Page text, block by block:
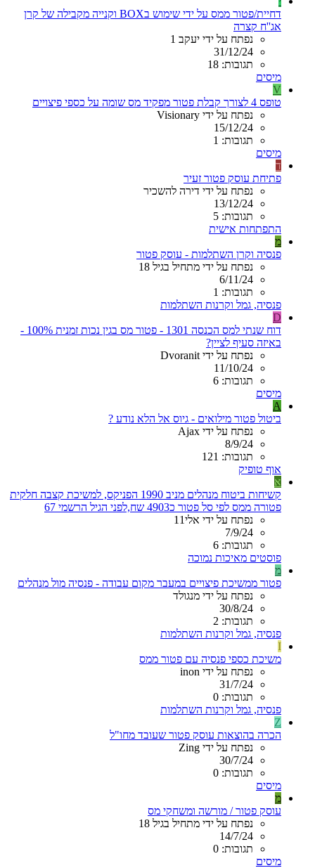
דחיית/פטור ממס על ידי שימוש בBOX וקנייה מקבילה של קרן
אג''ח קצרה
נפתח על ידי יעקב 1
31/12/24
תגובות: 18
מיסים
V
טופס 4 לצורך קבלת פטור מפקיד מס שומה על כספי פיצויים
נפתח על ידי Visionary
15/12/24
תגובות: 1
מיסים
ד
פתיחת עוסק פטור זעיר
נפתח על ידי דירה להשכיר
13/12/24
תגובות: 5
התפתחות אישית
מ
פנסיה וקרן השתלמות - עוסק פטור
נפתח על ידי מתחיל בגיל 18
6/11/24
תגובות: 1
פנסיה, גמל וקרנות השתלמות
D
דוח שנתי למס הכנסה 1301 - פטור מס בגין נכות זמנית 100% -
באיזה סעיף לציין?
נפתח על ידי Dvoranit
11/10/24
תגובות: 6
מיסים
A
ביטול פטור מילואים - גיוס אל הלא נודע ?
נפתח על ידי Ajax
8/9/24
תגובות: 121
אוף טופיק
א
קשיחות ביטוח מנהלים מניב 1990 הפניקס, למשיכת קצבה חלקית
פטורה ממס לפי סל פטור כ4903 שח,לפני הגיל הרשמי 67
נפתח על ידי אלי11
7/9/24
תגובות: 6
פוסטים מאיכות נמוכה
מ
פטור ממשיכת פיצויים במעבר מקום עבודה - פנסיה מול מנהלים
נפתח על ידי מנגולד
30/8/24
תגובות: 2
פנסיה, גמל וקרנות השתלמות
I
משיכת כספי פנסיה עם פטור ממס
נפתח על ידי inon
31/7/24
תגובות: 0
פנסיה, גמל וקרנות השתלמות
Z
הכרה בהוצאות עוסק פטור שעובד מחו"ל
נפתח על ידי Zing
30/7/24
תגובות: 0
מיסים
מ
עוסק פטור / מורשה ומשחקי מס
נפתח על ידי מתחיל בגיל 18
14/7/24
תגובות: 0
מיסים